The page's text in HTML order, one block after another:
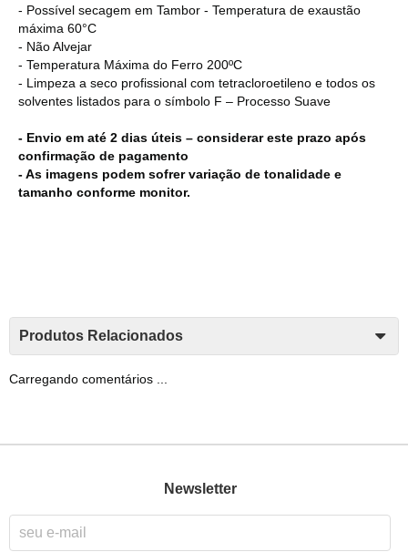
- Possível secagem em Tambor - Temperatura de exaustão
máxima 60°C
- Não Alvejar
- Temperatura Máxima do Ferro 200ºC
- Limpeza a seco profissional com tetracloroetileno e todos os
solventes listados para o símbolo F – Processo Suave
- Envio em até 2 dias úteis – considerar este prazo após
confirmação de pagamento
- As imagens podem sofrer variação de tonalidade e
tamanho conforme monitor.
Produtos Relacionados
Carregando comentários ...
Newsletter